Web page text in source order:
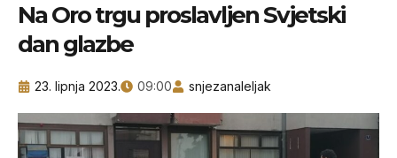
Na Oro trgu proslavljen Svjetski
dan glazbe
23. lipnja 2023. 09:00 snjezanaleljak